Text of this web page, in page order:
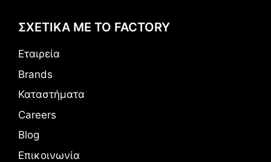
ΣΧΕΤΙΚΑ ΜΕ ΤΟ FACTORY
Εταιρεία
Brands
Καταστήματα
Careers
Blog
Επικοινωνία